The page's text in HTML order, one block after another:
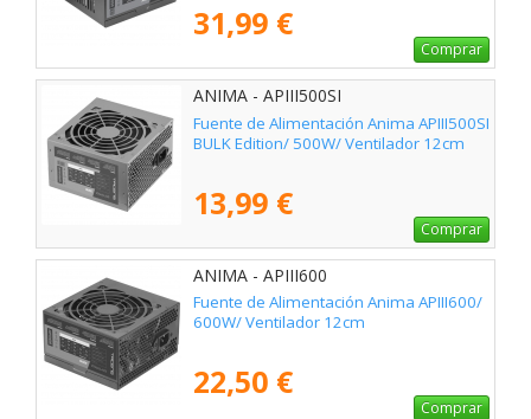
31,99 €
Comprar
ANIMA - APIII500SI
Fuente de Alimentación Anima APIII500SI
BULK Edition/ 500W/ Ventilador 12cm
13,99 €
Comprar
ANIMA - APIII600
Fuente de Alimentación Anima APIII600/
600W/ Ventilador 12cm
22,50 €
Comprar